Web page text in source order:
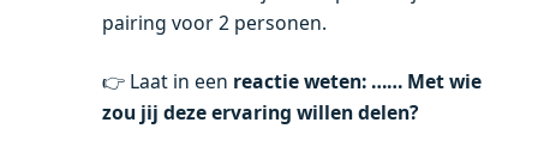
pairing voor 2 personen.
👉 Laat in een reactie weten: …… Met wie
zou jij deze ervaring willen delen?